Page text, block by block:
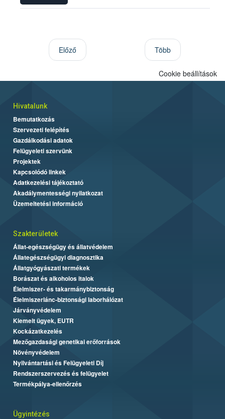
Előző Több
Cookie beállítások
Hivatalunk
Bemutatkozás
Szervezeti felépítés
Gazdálkodási adatok
Felügyeleti szervünk
Projektek
Kapcsolódó linkek
Adatkezelési tájékoztató
Akadálymentességi nyilatkozat
Üzemeltetési információ
Szakterületek
Állat-egészségügy és állatvédelem
Állategészségügyi diagnosztika
Állatgyógyászati termékek
Borászat és alkoholos italok
Élelmiszer- és takarmánybiztonság
Élelmiszerlánc-biztonsági laborhálózat
Járványvédelem
Kiemelt ügyek, EUTR
Kockázatkezelés
Mezőgazdasági genetikai erőforrások
Növényvédelem
Nyilvántartási és Felügyeleti Díj
Rendszerszervezés és felügyelet
Termékpálya-ellenőrzés
Ügyintézés